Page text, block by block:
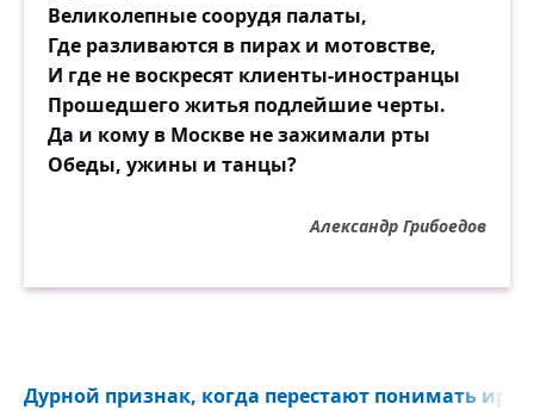
Великолепные соорудя палаты,
Где разливаются в пирах и мотовстве,
И где не воскресят клиенты-иностранцы
Прошедшего житья подлейшие черты.
Да и кому в Москве не зажимали рты
Обеды, ужины и танцы?
Александр Грибоедов
Дурной признак, когда перестают понимать